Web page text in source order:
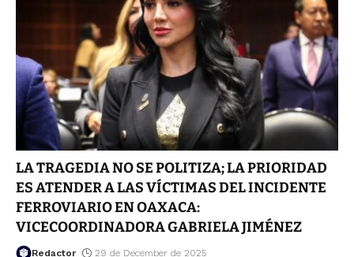
LA TRAGEDIA NO SE POLITIZA; LA PRIORIDAD
ES ATENDER A LAS VÍCTIMAS DEL INCIDENTE
FERROVIARIO EN OAXACA:
VICECOORDINADORA GABRIELA JIMÉNEZ
Redactor 29 de December de 2025